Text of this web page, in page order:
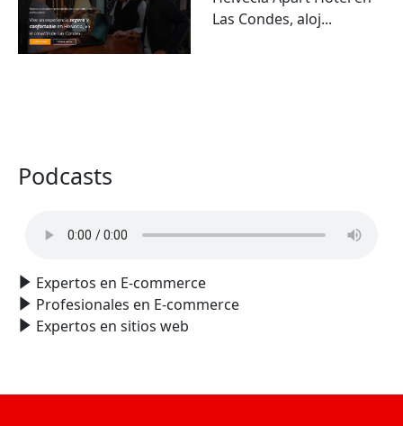
Las Condes, aloj...
Podcasts
Expertos en E-commerce
Profesionales en E-commerce
Expertos en sitios web